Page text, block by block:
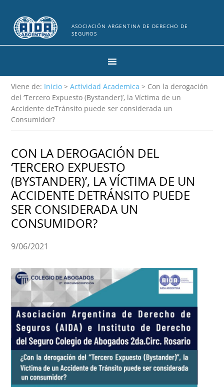
ASOCIACIÓN ARGENTINA DE DERECHO DE
SEGUROS
Viene de: Inicio>Actividad Academica > Con la derogación
del ‘Tercero Expuesto (Bystander)’, la Víctima de un
Accidente deTránsito puede ser considerada un
Consumidor?
CON LA DEROGACIÓN DEL
‘TERCERO EXPUESTO
(BYSTANDER)’, LA VÍCTIMA DE UN
ACCIDENTE DETRÁNSITO PUEDE
SER CONSIDERADA UN
CONSUMIDOR?
9/06/2021